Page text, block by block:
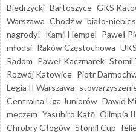
Biedrzycki Bartoszyce GKS
Warszawa Chodź w "biało-
nagrody!
Kamil Hempel Paweł
młodsi Raków Częstochowa
Radom Paweł Kaczmarek Stomil
Rozwój Katowice Piotr
Legia II Warszawa
Centralna Liga Juniorów Dawid
meczem Yasuhiro Katō Olimpia
Chrobry Głogów Stomil Cup